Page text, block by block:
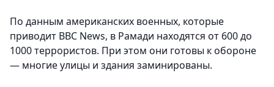
По данным американских военных, которые
приводит BBC News, в Рамади находятся от 600 до
1000 террористов. При этом они готовы к обороне
— многие улицы и здания заминированы.